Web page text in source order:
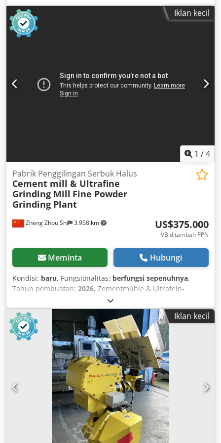
maximum workpiece weight: 150kg. An on-site inspection
is possible. Dksdpewmqxwefx Afher
Iklan kecil
1 /4
Zheng Zhou Shi 3.958 km
Pabrik Penggilingan Serbuk Halus
Cement mill & Ultrafine
Grinding Mill Fine Powder
Grinding Plant
US$375.000
VB ditambah PPN
Meminta Hubungi
Kondisi: baru, Fungsionalitas: berfungsi sepenuhnya,
Tahun pembuatan: 2026, Zementmühle & Ultrafein-
Mahlmühle 🏗️ Einführung in Zementmühle & Ultrafein-
Mahlmühle In der Bau- und Materialverarbeitung ist die
richtige Korngröße entscheidend. Hier kommen die
Zementmühle und die Ultrafein-Mahlmühle ins Spiel –
zwei Schlüsselmaschinen, die eine erstklassige
Mahlleistung für die Zementproduktion und ultrafeine
Materialien bieten. Entdecken Sie die Merkmale und
Einsatzbereiche! 💼 🔥 Was ist eine Zementmühle? Eine
Zementmühle ist eine unverzichtbare Maschine in der
Zementherstellung. Sie mahlt Klinker, Gips und weitere
Zuschlagstoffe zu feinem Zementpulver. Damit stellt sie
die optimale Partikelgröße für hochwertigen Zement sicher
– essenziell für stabile Bauwerke. 🚀 🔧 Was ist eine
Ultrafein-Mahlmühle? Eine Ultrafein-Mahlmühle dient zur
Iklan kecil